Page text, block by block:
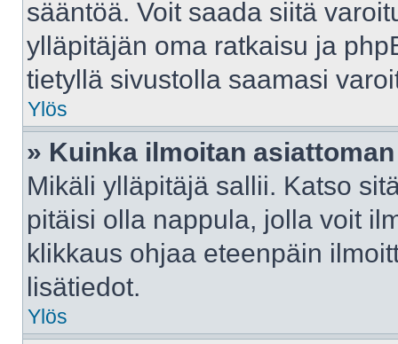
sääntöä. Voit saada siitä
ylläpitäjän oma ratkaisu ja
tietyllä sivustolla saamasi
Ylös
» Kuinka ilmoitan
Mikäli ylläpitäjä sallii. Katso
pitäisi olla nappula, jolla voit
klikkaus ohjaa eteenpäin
lisätiedot.
Ylös